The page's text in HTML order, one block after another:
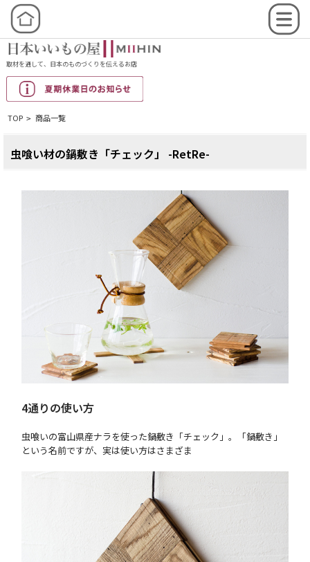
取材を通して、日本のものづくりを伝えるお店
TOP > 商品一覧
虫喰い材の鍋敷き「チェック」 -RetRe-
4通りの使い方
虫喰いの富山県産ナラを使った鍋敷き「チェック」。「鍋敷き」
という名前ですが、実は使い方はさまざま